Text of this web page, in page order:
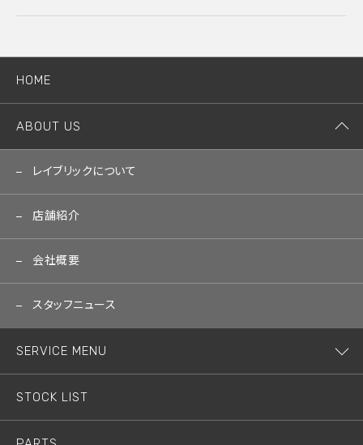
HOME
ABOUT US
レイブリックについて
店舗紹介
会社概要
スタッフニュース
SERVICE MENU
STOCK LIST